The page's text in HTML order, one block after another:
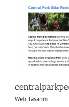
Web Tasarım